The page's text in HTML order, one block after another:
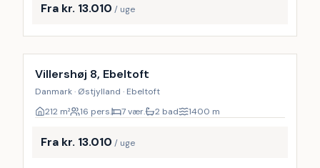
Fra kr. 13.010 / uge
Inkl. rengøring
Villershøj 8, Ebeltoft
Danmark · Østjylland · Ebeltoft
212 m² 16 pers. 7 vær. 2 bad 1400 m
Fra kr. 13.010 / uge